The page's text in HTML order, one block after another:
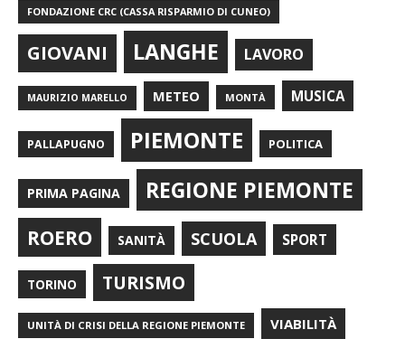
FONDAZIONE CRC (CASSA RISPARMIO DI CUNEO)
GIOVANI LANGHE LAVORO
MAURIZIO MARELLO METEO MONTÀ MUSICA
PALLAPUGNO PIEMONTE POLITICA
PRIMA PAGINA REGIONE PIEMONTE
ROERO SANITÀ SCUOLA SPORT
TORINO TURISMO
UNITÀ DI CRISI DELLA REGIONE PIEMONTE VIABILITÀ